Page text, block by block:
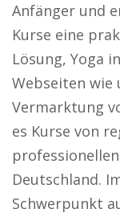
Anfänger und
Kurse eine
Lösung, Yoga
Webseiten wie
Vermarktung
es Kurse von
Deutschland.
Schwerpunkt